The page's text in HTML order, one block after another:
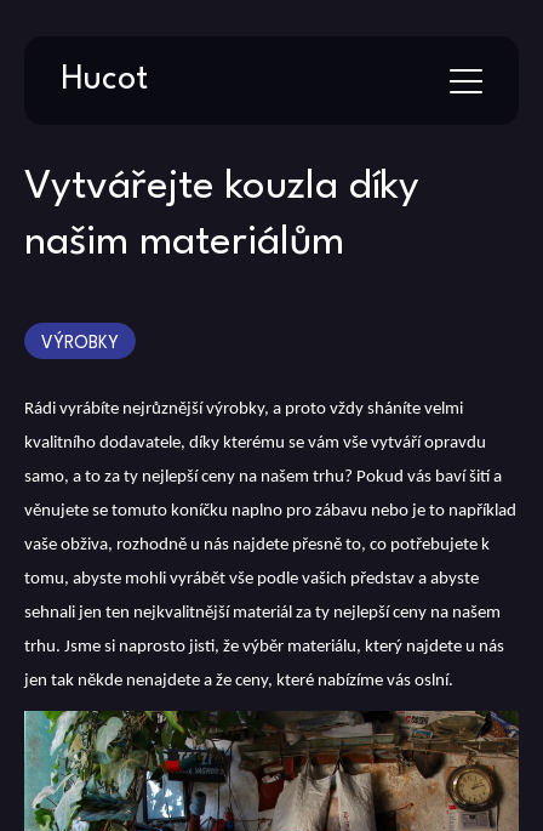
Hucot
Vytvářejte kouzla díky
našim materiálům
VÝROBKY
Rádi vyrábíte nejrůznější výrobky, a proto vždy sháníte velmi
kvalitního dodavatele, díky kterému se vám vše vytváří opravdu
samo, a to za ty nejlepší ceny na našem trhu? Pokud vás baví šití a
věnujete se tomuto koníčku naplno pro zábavu nebo je to například
vaše obživa, rozhodně u nás najdete přesně to, co potřebujete k
tomu, abyste mohli vyrábět vše podle vašich představ a abyste
sehnali jen ten nejkvalitnější materiál za ty nejlepší ceny na našem
trhu. Jsme si naprosto jisti, že výběr materiálu, který najdete u nás
jen tak někde nenajdete a že ceny, které nabízíme vás oslní.